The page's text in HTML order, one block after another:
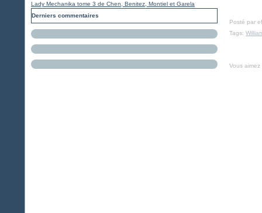
Lady Mechanika tome 3 de Chen, Benitez, Montiel et Garela
Derniers commentaires
Posté par
Tags:
Vous aimez